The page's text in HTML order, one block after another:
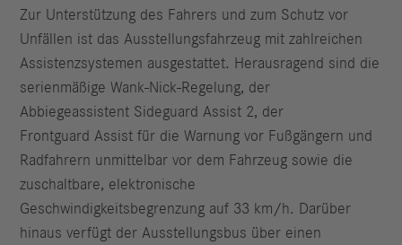
Zur Unterstützung des Fahrers und zum Schutz vor
Unfällen ist das Ausstellungsfahrzeug mit zahlreichen
Assistenzsystemen ausgestattet. Herausragend sind die
serienmäßige Wank‑Nick‑Regelung, der
Abbiegeassistent Sideguard Assist 2, der
Frontguard Assist für die Warnung vor Fußgängern und
Radfahrern unmittelbar vor dem Fahrzeug sowie die
zuschaltbare, elektronische
Geschwindigkeitsbegrenzung auf 33 km/h. Darüber
hinaus verfügt der Ausstellungsbus über einen